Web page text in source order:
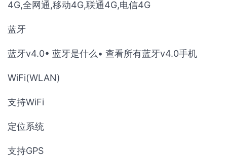
4G,全网通,移动4G,联通4G,电信4G
蓝牙
蓝牙v4.0• 蓝牙是什么• 查看所有蓝牙v4.0手机
WiFi(WLAN)
支持WiFi
定位系统
支持GPS